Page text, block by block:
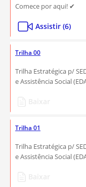
Comece por aqui! ✔
Assistir (6)
Trilha 00
Trilha Estratégica p/
e Assistência Social
Trilha 01
Trilha Estratégica p/
e Assistência Social